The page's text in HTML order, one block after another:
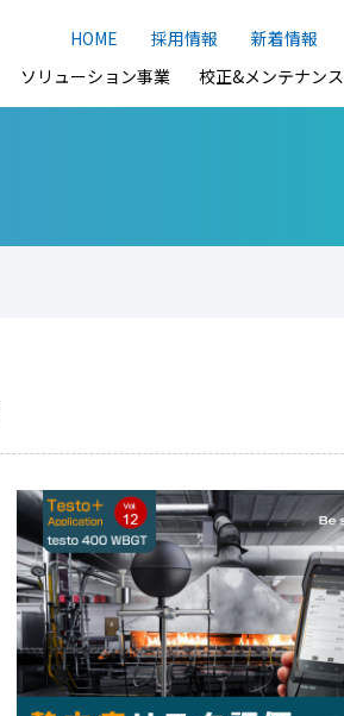
HOME 採用情報
新着情報
ソリューション事業 校正&メンテナンス